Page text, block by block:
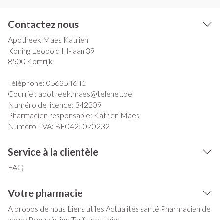
Contactez nous
Apotheek Maes Katrien
Koning Leopold III-laan 39
8500 Kortrijk
Téléphone: 056354641
Courriel: apotheek.maes@telenet.be
Numéro de licence: 342209
Pharmacien responsable: Katrien Maes
Numéro TVA: BE0425070232
Service à la clientèle
FAQ
Votre pharmacie
A propos de nous Liens utiles Actualités santé Pharmacien de